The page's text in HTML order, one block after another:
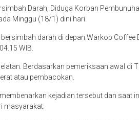
Darah, Diduga Korban
Minggu (18/1) dini hari.
darah di depan Warkop Coffee
WIB.
Berdasarkan pemeriksaan awal di
atau pembacokan.
kejadian tersebut dan saat
masyarakat.